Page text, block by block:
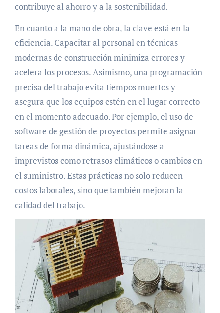
contribuye al ahorro y a la sostenibilidad.
En cuanto a la mano de obra, la clave está en la
eficiencia. Capacitar al personal en técnicas
modernas de construcción minimiza errores y
acelera los procesos. Asimismo, una programación
precisa del trabajo evita tiempos muertos y
asegura que los equipos estén en el lugar correcto
en el momento adecuado. Por ejemplo, el uso de
software de gestión de proyectos permite asignar
tareas de forma dinámica, ajustándose a
imprevistos como retrasos climáticos o cambios en
el suministro. Estas prácticas no solo reducen
costos laborales, sino que también mejoran la
calidad del trabajo.